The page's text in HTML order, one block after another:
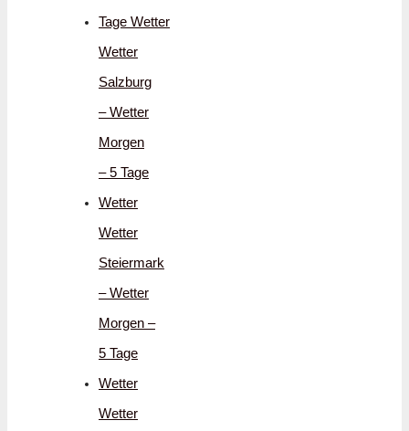
Tage Wetter
Wetter
Salzburg
– Wetter
Morgen
– 5 Tage
Wetter
Wetter
Steiermark
– Wetter
Morgen –
5 Tage
Wetter
Wetter